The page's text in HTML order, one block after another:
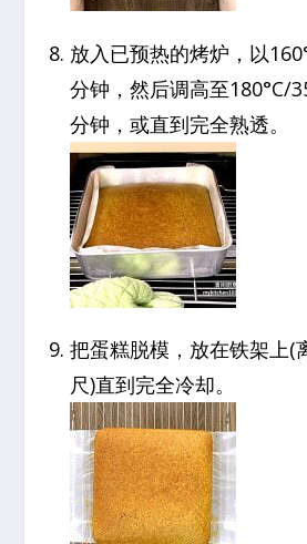
放入已预热的烤炉，以
分钟，然后调高至180°C/
分钟，或直到完全熟透。
把蛋糕脱模，放在铁架上(
尺)直到完全冷却。